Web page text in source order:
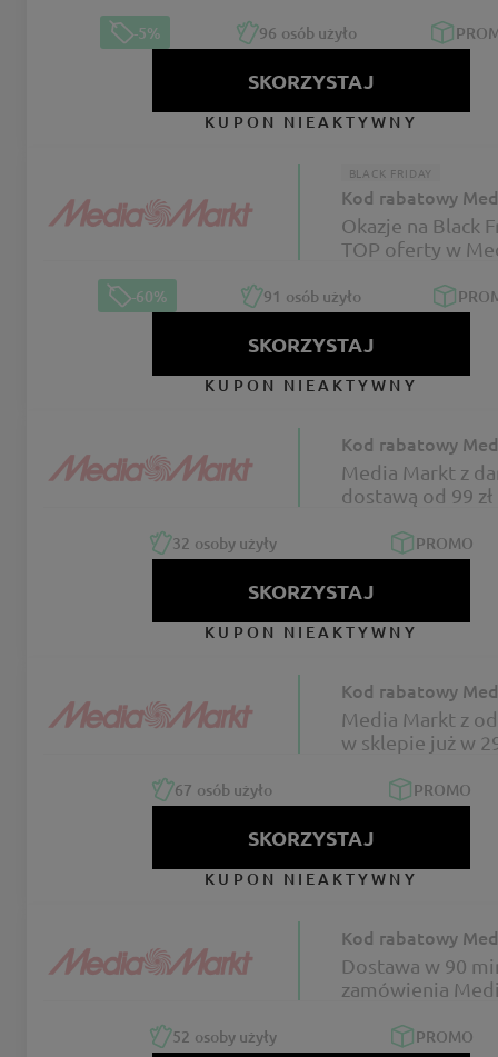
-5% 96 osób użyło
SKORZYSTAJ
KUPON NIEAKTYWNY
BLACK FRIDAY
Kod rabatowy
Okazje na Black
TOP oferty w
-60% 91 osób użyło
SKORZYSTAJ
KUPON NIEAKTYWNY
Kod rabatowy
Media Markt z
dostawą od 99 zł
32 osoby użyły PROMO
SKORZYSTAJ
KUPON NIEAKTYWNY
Kod rabatowy
Media Markt z
w sklepie już w
67 osób użyło PROMO
SKORZYSTAJ
KUPON NIEAKTYWNY
Kod rabatowy
Dostawa w 90
zamówienia
52 osoby użyły PROMO